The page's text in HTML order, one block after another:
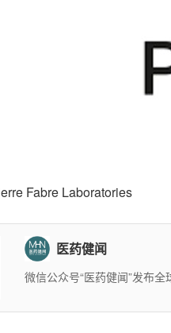
Fabre Laboratories
医药健闻
微信公众号“医药健闻”发布